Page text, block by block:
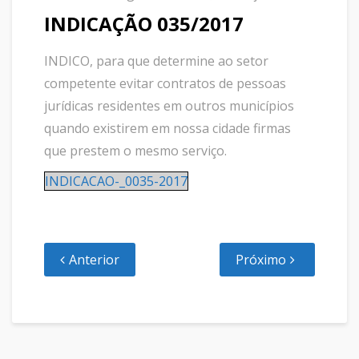
INDICAÇÃO 035/2017
INDICO, para que determine ao setor
competente evitar contratos de pessoas
jurídicas residentes em outros municípios
quando existirem em nossa cidade firmas
que prestem o mesmo serviço.
INDICACAO-_0035-2017
Anterior Próximo